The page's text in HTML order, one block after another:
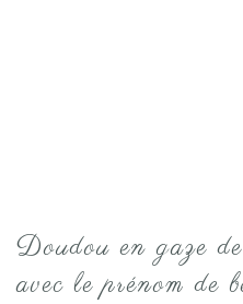
Doudou en gaze
avec le prénom